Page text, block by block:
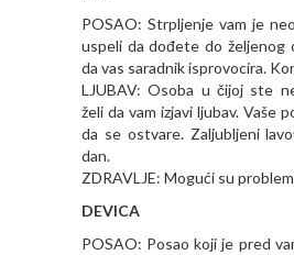
POSAO: Strpljenje vam je
uspeli da dođete do željenog
da vas saradnik isprovocira.
LJUBAV: Osoba u čijoj ste
želi da vam izjavi ljubav. Vaše
da se ostvare. Zaljubljeni
dan.
ZDRAVLJE: Mogući su
DEVICA
POSAO: Posao koji je pred